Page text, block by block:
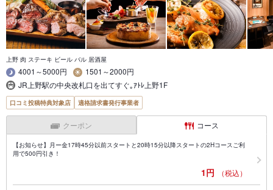
上野 肉 ステーキ ビール バル 居酒屋
4001～5000円
1501～2000円
JR上野駅の中央改札口を出てすぐ｡ｱﾄﾚ上野1F
口コミ投稿特典対象店 適格請求書発行事業者
クーポン コース
【お知らせ】月ー金17時45分以前スタートと20時15分以降スタートの2Hコースご利
用で500円引き！
1円 （税込）